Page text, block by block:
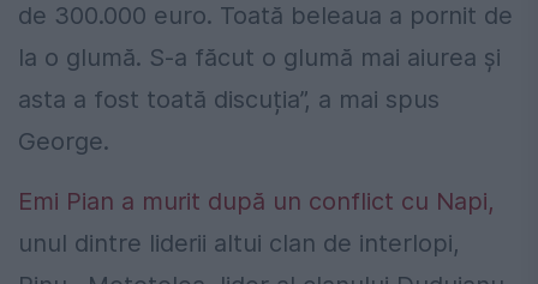
de 300.000 euro. Toată beleaua a pornit de
la o glumă. S-a făcut o glumă mai aiurea și
asta a fost toată discuția”, a mai spus
George.
Emi Pian a murit după un conflict cu Napi,
unul dintre liderii altui clan de interlopi,